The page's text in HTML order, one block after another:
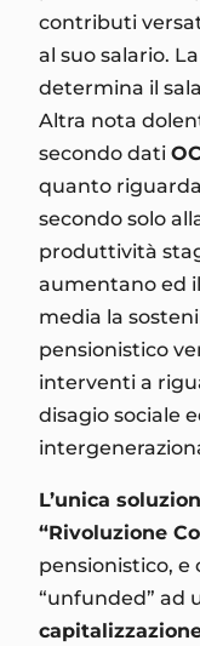
contributi
al suo salario.
determina il
Altra nota
secondo dati
quanto
secondo solo
produttività
aumentano ed
media la
pensionistico
interventi a
disagio sociale
L’unica
“Rivoluzione
pensionistico, e
“unfunded” ad